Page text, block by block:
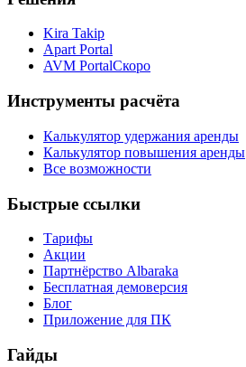
Kira Takip
Apart Portal
AVM PortalСкоро
Инструменты расчёта
Калькулятор удержания аренды
Калькулятор повышения аренды
Все возможности
Быстрые ссылки
Тарифы
Акции
Партнёрство Albaraka
Бесплатная демоверсия
Блог
Приложение для ПК
Гайды